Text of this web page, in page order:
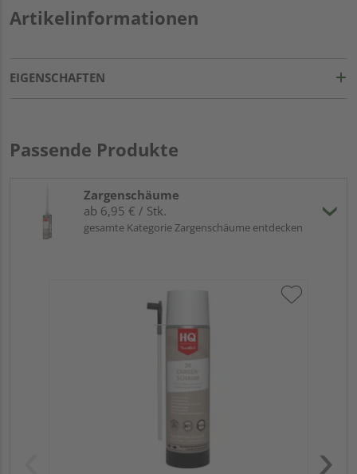
Artikelinformationen
EIGENSCHAFTEN
Passende Produkte
Zargenschäume
ab 6,95 € / Stk.
gesamte Kategorie Zargenschäume entdecken